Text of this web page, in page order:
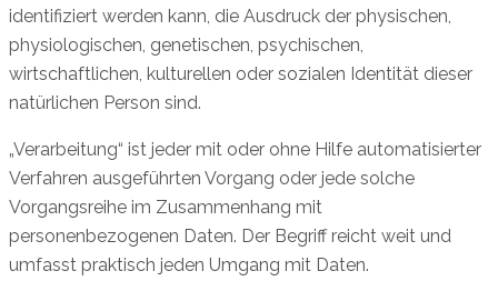
identifiziert werden kann, die Ausdruck der physischen,
physiologischen, genetischen, psychischen,
wirtschaftlichen, kulturellen oder sozialen Identität dieser
natürlichen Person sind.
„Verarbeitung“ ist jeder mit oder ohne Hilfe automatisierter
Verfahren ausgeführten Vorgang oder jede solche
Vorgangsreihe im Zusammenhang mit
personenbezogenen Daten. Der Begriff reicht weit und
umfasst praktisch jeden Umgang mit Daten.